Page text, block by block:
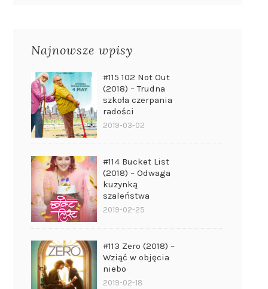
Najnowsze wpisy
#115 102 Not Out
(2018) – Trudna
szkoła czerpania
radości
2019-03-02
#114 Bucket List
(2018) – Odwaga
kuzynką
szaleństwa
2019-02-25
#113 Zero (2018) –
Wziąć w objęcia
niebo
2019-02-18